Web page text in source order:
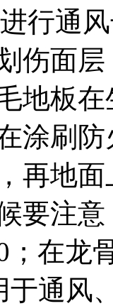
行通
伤面
地板
涂刷
再地
要注
；在龙
于通风